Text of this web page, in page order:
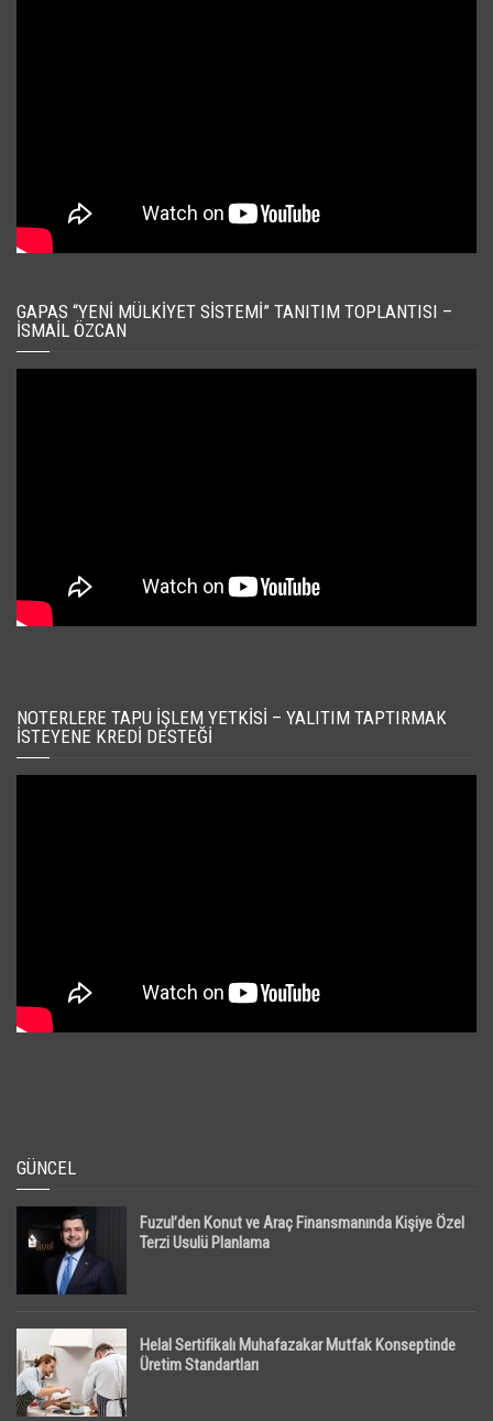
GAPAS “YENI MÜLKIYET SISTEMI” TANITIM TOPLANTISI –
İSMAIL ÖZCAN
NOTERLERE TAPU İŞLEM YETKISI – YALITIM TAPTIRMAK
İSTEYENE KREDI DESTEĞI
GÜNCEL
Fuzul’den Konut ve Araç Finansmanında Kişiye Özel
Terzi Usulü Planlama
Helal Sertifikalı Muhafazakar Mutfak Konseptinde
Üretim Standartları